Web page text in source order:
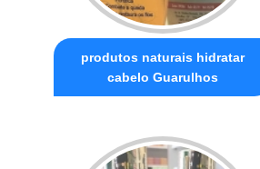
produtos naturais hidratar
cabelo Guarulhos